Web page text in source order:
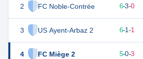
2 FC Noble-Contrée
3 US Ayent-Arbaz 2
4 FC Miège 2
21 6-3-0
19 6-1-1
5-0-3